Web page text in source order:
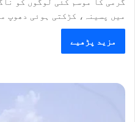
میں پسینہ، کڑکتی ہوئی دھوپ
مزید پڑھیے